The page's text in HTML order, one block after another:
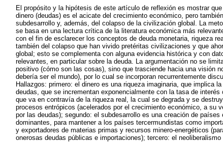
El propósito y la hipótesis de este artículo de reflexión es mostrar que
dinero (deudas) es el acicate del crecimiento económico, pero
subdesarrollo y, además, del colapso de la civilización global. La
se basa en una lectura crítica de la literatura económica más
con el fin de esclarecer los conceptos de deuda monetaria, riqueza
también del colapso que han vivido pretéritas civilizaciones y que
global; esto se complementa con alguna evidencia histórica y con
relevantes, en particular sobre la deuda. La argumentación no se
positivo (cómo son las cosas), sino que trasciende hacia una visión
debería ser el mundo), por lo cual se incorporan recurrentemente
Hallazgos: primero: el dinero es una riqueza imaginaria, que implica
deudas, que se incrementan exponencialmente con la tasa de interés
que va en contravía de la riqueza real, la cual se degrada y se
procesos entrópicos (acelerados por el crecimiento económico, a su
por las deudas); segundo: el subdesarrollo es una creación de países
dominantes, para mantener a los países tercermundistas como
y exportadores de materias primas y recursos minero-energéticos
onerosas deudas públicas e importaciones); tercero: el neoliberalismo